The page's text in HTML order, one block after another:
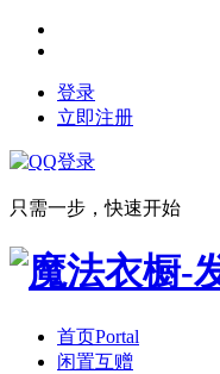
登录
立即注册
只需一步，快速开始
首页Portal
闲置互赠